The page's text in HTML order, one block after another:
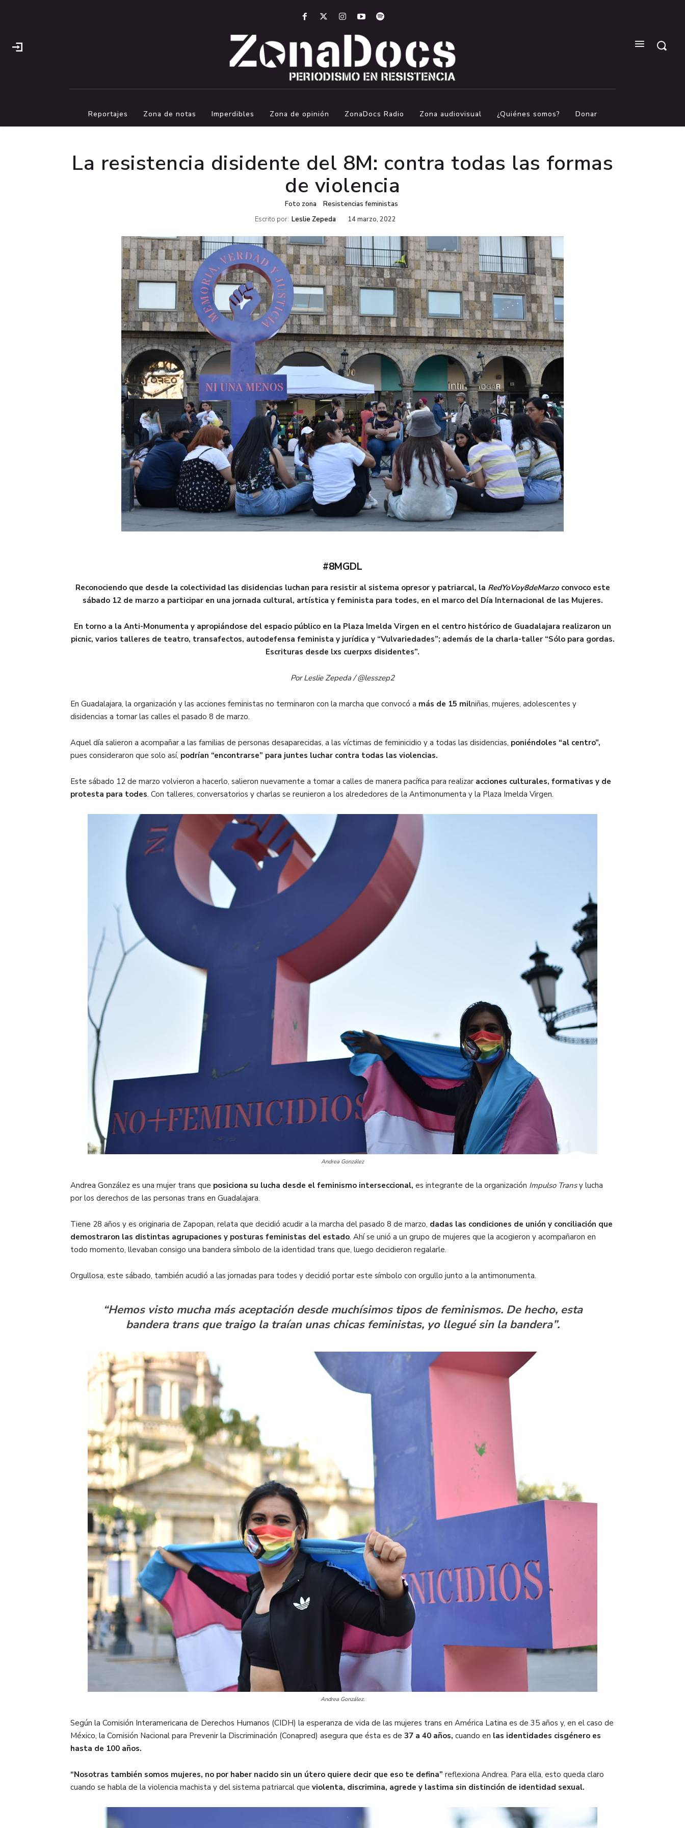
Reportajes Zona de notas Imperdibles Zona de opinión ZonaDocs Radio Zona audiovisual ¿Quiénes somos? Donar
La resistencia disidente del 8M: contra todas las formas
de violencia
Foto zona
Resistencias feministas
Escrito por: Leslie Zepeda 14 marzo, 2022
#8MGDL
Reconociendo que desde la colectividad las disidencias luchan para resistir al sistema opresor y patriarcal, la RedYoVoy8deMarzoconvoco este
sábado 12 de marzo a participar en una jornada cultural, artística y feminista para todes, en el marco del Día Internacional de las Mujeres.
En torno a la Anti-Monumenta y apropiándose del espacio público en la Plaza Imelda Virgen en el centro histórico de Guadalajara realizaron un
picnic, varios talleres de teatro, transafectos, autodefensa feminista y jurídica y “Vulvariedades”; además de la charla-taller “Sólo para gordas.
Escrituras desde lxs cuerpxs disidentes”.
Por Leslie Zepeda / @lesszep2
En Guadalajara, la organización y las acciones feministas no terminaron con la marcha que convocó a más de 15 milniñas, mujeres, adolescentes y
disidencias a tomar las calles el pasado 8 de marzo.
Aquel día salieron a acompañar a las familias de personas desaparecidas, a las víctimas de feminicidio y a todas las disidencias, poniéndoles “al centro”,
pues consideraron que solo así, podrían “encontrarse” para juntes luchar contra todas las violencias.
Este sábado 12 de marzo volvieron a hacerlo, salieron nuevamente a tomar a calles de manera pacífica para realizar acciones culturales, formativas y de
protesta para todes. Con talleres, conversatorios y charlas se reunieron a los alrededores de la Antimonumenta y la Plaza Imelda Virgen.
Andrea González
Andrea González es una mujer trans que posiciona su lucha desde el feminismo interseccional, es integrante de la organización Impulso Transy lucha
por los derechos de las personas trans en Guadalajara.
Tiene 28 años y es originaria de Zapopan, relata que decidió acudir a la marcha del pasado 8 de marzo, dadas las condiciones de unión y conciliación que
demostraron las distintas agrupaciones y posturas feministas del estado. Ahí se unió a un grupo de mujeres que la acogieron y acompañaron en
todo momento, llevaban consigo una bandera símbolo de la identidad trans que, luego decidieron regalarle.
Orgullosa, este sábado, también acudió a las jornadas para todes y decidió portar este símbolo con orgullo junto a la antimonumenta.
“Hemos visto mucha más aceptación desde muchísimos tipos de feminismos. De hecho, esta
bandera trans que traigo la traían unas chicas feministas, yo llegué sin la bandera”.
Andrea González.
Según la Comisión Interamericana de Derechos Humanos (CIDH) la esperanza de vida de las mujeres trans en América Latina es de 35 años y, en el caso de
México, la Comisión Nacional para Prevenir la Discriminación (Conapred) asegura que ésta es de 37 a 40 años, cuando en las identidades cisgénero es
hasta de 100 años.
“Nosotras también somos mujeres, no por haber nacido sin un útero quiere decir que eso te defina” reflexiona Andrea. Para ella, esto queda claro
cuando se habla de la violencia machista y del sistema patriarcal que violenta, discrimina, agrede y lastima sin distinción de identidad sexual.